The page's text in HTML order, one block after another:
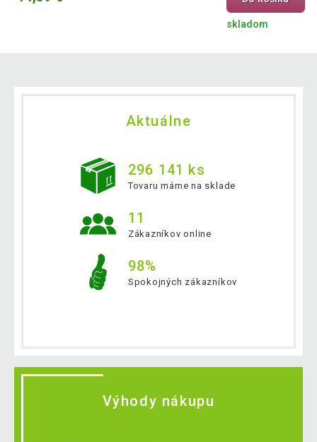
skladom
Aktuálne
296 141 ks
Tovaru máme na sklade
11
Zákazníkov online
98%
Spokojných zákazníkov
Výhody nákupu